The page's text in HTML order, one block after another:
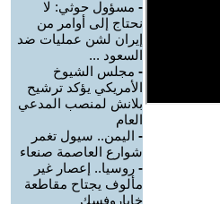
- مسؤول حوثي: لا
نحتاج إلى أوامر من
إيران لشن عمليات ضد
السعود ...
- مجلس الشيوخ
الأمريكي يؤكد ترشيح
بلانش لمنصب المدعي
العام
- اليمن.. سيول تغمر
شوارع العاصمة صنعاء
- روسيا.. إعصار غير
مألوف يجتاح مقاطعة
خاباروفسك